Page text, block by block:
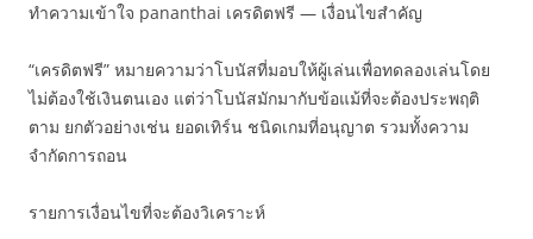
ทำความเข้าใจ pananthai เครดิตฟรี — เงื่อนไขสำคัญ
“เครดิตฟรี” หมายความว่าโบนัสที่มอบให้ผู้เล่นเพื่อทดลองเล่นโดย
ไม่ต้องใช้เงินตนเอง แต่ว่าโบนัสมักมากับข้อแม้ที่จะต้องประพฤติ
ตาม ยกตัวอย่างเช่น ยอดเทิร์น ชนิดเกมที่อนุญาต รวมทั้งความ
จำกัดการถอน
รายการเงื่อนไขที่จะต้องวิเคราะห์